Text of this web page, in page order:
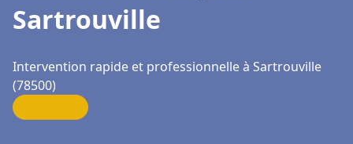
Sartrouville
Intervention rapide et professionnelle à Sartrouville
(78500)